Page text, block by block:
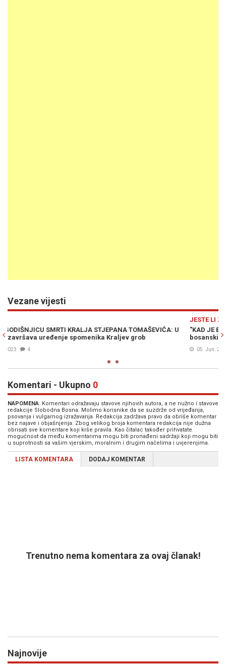
Vezane vijesti
"KAD JE BOSNA ŠAPTOM PALA": Dan kada je pogubljen posljednji
bosanski kralj - Stjepan Tomašević Kotromanić
05. Jun. 2022
Komentari - Ukupno 0
NAPOMENA: Komentari odražavaju stavove njihovih autora, a ne nužno i stavove
redakcije Slobodna Bosna. Molimo korisnike da se suzdrže od vrijeđanja,
psovanja i vulgarnog izražavanja. Redakcija zadržava pravo da obriše komentar
bez najave i objašnjenja. Zbog velikog broja komentara redakcija nije dužna
obrisati sve komentare koji krše pravila. Kao čitalac također prihvatate
mogućnost da među komentarima mogu biti pronađeni sadržaji koji mogu biti
u suprotnosti sa vašim vjerskim, moralnim i drugim načelima i uvjerenjima.
LISTA KOMENTARA DODAJ KOMENTAR
Trenutno nema komentara za ovaj članak!
Najnovije